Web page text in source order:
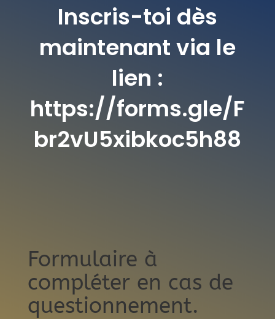
Inscris-toi dès
maintenant via le
lien :
https://forms.gle/F
br2vU5xibkoc5h88
Formulaire à
compléter en cas de
questionnement.